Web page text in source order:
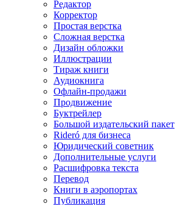
Редактор
Корректор
Простая верстка
Сложная верстка
Дизайн обложки
Иллюстрации
Тираж книги
Аудиокнига
Офлайн-продажи
Продвижение
Буктрейлер
Большой издательский пакет
Rideró для бизнеса
Юридический советник
Дополнительные услуги
Расшифровка текста
Перевод
Книги в аэропортах
Публикация